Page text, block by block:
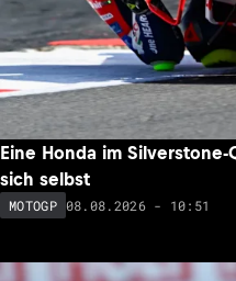
Eine Honda im
sich selbst
MOTOGP 08.08.2026 - 10:51